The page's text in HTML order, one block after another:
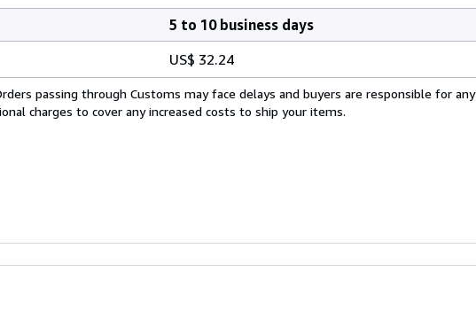
5 to 10 business days
US$ 32.24
passing through Customs may face delays and buyers are responsible for any
charges to cover any increased costs to ship your items.